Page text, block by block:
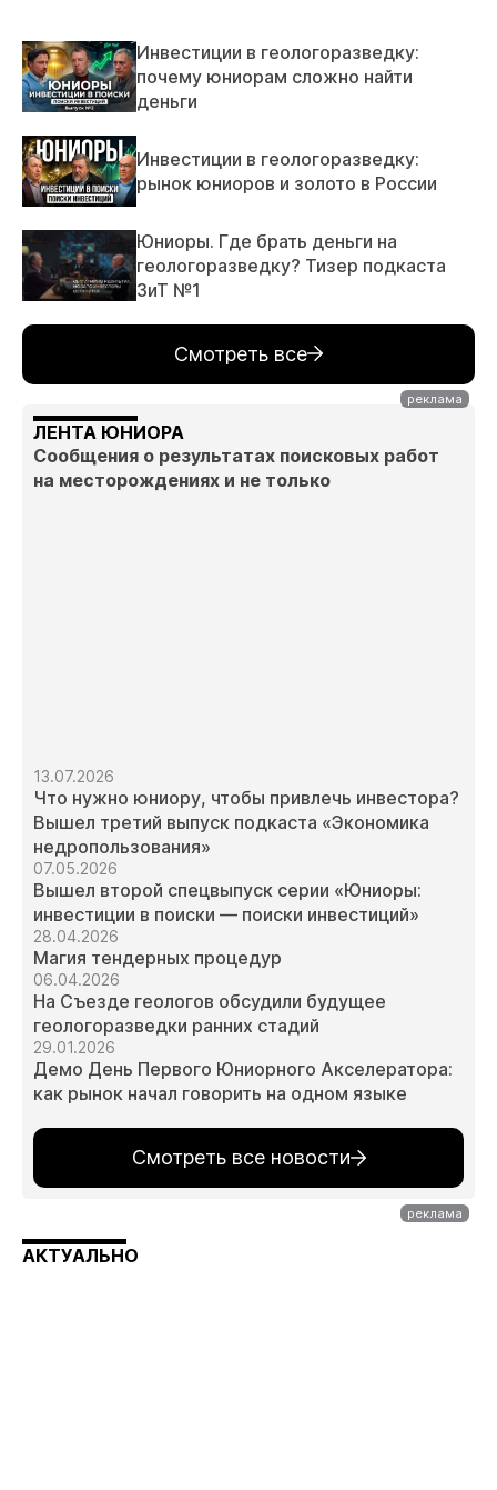
Инвестиции в геологоразведку:
почему юниорам сложно найти
деньги
Инвестиции в геологоразведку:
рынок юниоров и золото в России
Юниоры. Где брать деньги на
геологоразведку? Тизер подкаста
ЗиТ №1
Смотреть все
ЛЕНТА ЮНИОРА
Сообщения о результатах поисковых работ
на месторождениях и не только
13.07.2026
Что нужно юниору, чтобы привлечь инвестора?
Вышел третий выпуск подкаста «Экономика
недропользования»
07.05.2026
Вышел второй спецвыпуск серии «Юниоры:
инвестиции в поиски — поиски инвестиций»
28.04.2026
Магия тендерных процедур
06.04.2026
На Съезде геологов обсудили будущее
геологоразведки ранних стадий
29.01.2026
Демо День Первого Юниорного Акселератора:
как рынок начал говорить на одном языке
Смотреть все новости
АКТУАЛЬНО